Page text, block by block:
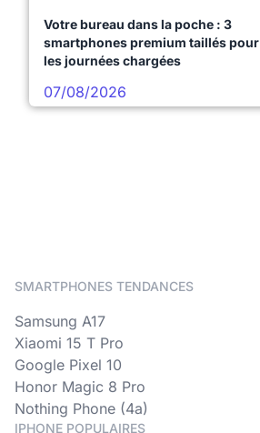
Votre bureau dans la poche : 3
smartphones premium taillés pour
les journées chargées
07/08/2026
SMARTPHONES TENDANCES
Samsung A17
Xiaomi 15 T Pro
Google Pixel 10
Honor Magic 8 Pro
Nothing Phone (4a)
IPHONE POPULAIRES